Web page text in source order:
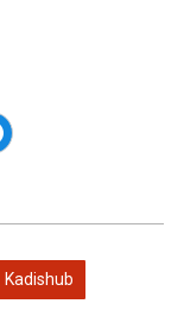
Kadishub